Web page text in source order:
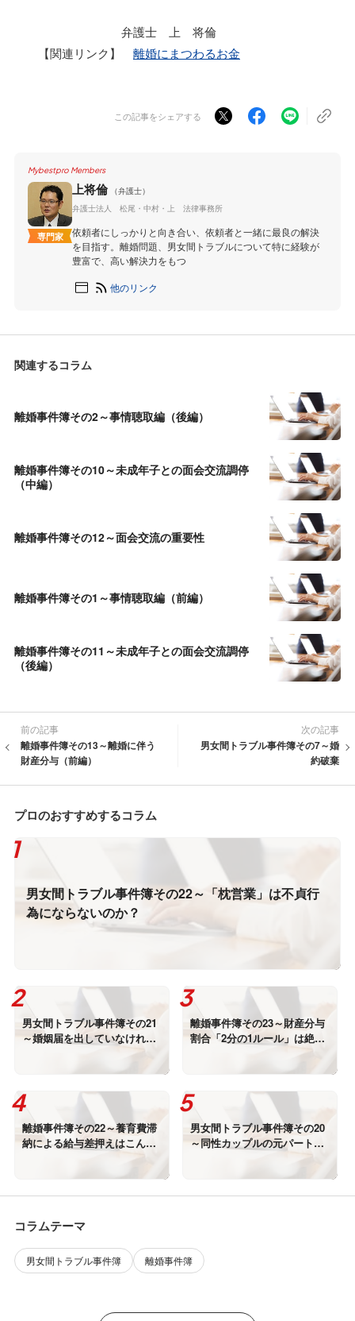
弁護士 上 将倫
【関連リンク】 離婚にまつわるお金
この記事をシェアする
Mybestpro Members
専門家
上将倫
（弁護士）
弁護士法人 松尾・中村・上 法律事務所
依頼者にしっかりと向き合い、依頼者と一緒に最良の解決
を目指す。離婚問題、男女間トラブルについて特に経験が
豊富で、高い解決力をもつ
他のリンク
関連するコラム
離婚事件簿その2～事情聴取編（後編）
離婚事件簿その10～未成年子との面会交流調停
（中編）
離婚事件簿その12～面会交流の重要性
離婚事件簿その1～事情聴取編（前編）
離婚事件簿その11～未成年子との面会交流調停
（後編）
前の記事
離婚事件簿その13～離婚に伴う
財産分与（前編）
次の記事
男女間トラブル事件簿その7～婚
約破棄
プロのおすすめするコラム
男女間トラブル事件簿その22～「枕営業」は不貞行
為にならないのか？
男女間トラブル事件簿その21
～婚姻届を出していなければ
浮気をしても慰謝料請求され
離婚事件簿その23～財産分与
割合「2分の1ルール」は絶対
離婚事件簿その22～養育費滞
納による給与差押えはこんな
男女間トラブル事件簿その20
～同性カップルの元パートナ
ーに不貞慰謝料の賠償を命じ
コラムテーマ
男女間トラブル事件簿 離婚事件簿